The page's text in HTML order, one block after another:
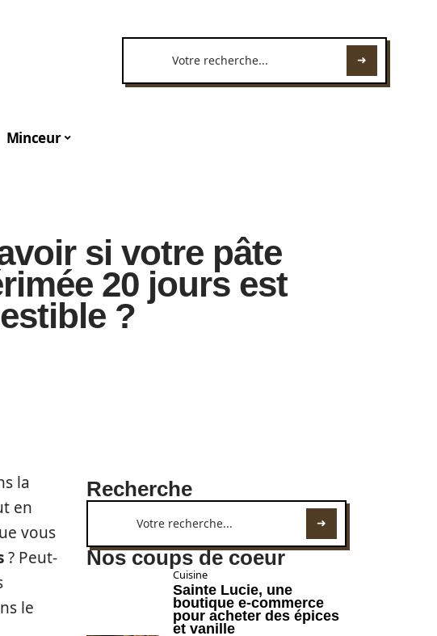
Minceur
si votre pâte
20 jours est
?
la
en
vous
? Peut-
le
Recherche
Nos coups de coeur
Cuisine
Sainte Lucie, une
boutique e-commerce
pour acheter des épices
et vanille